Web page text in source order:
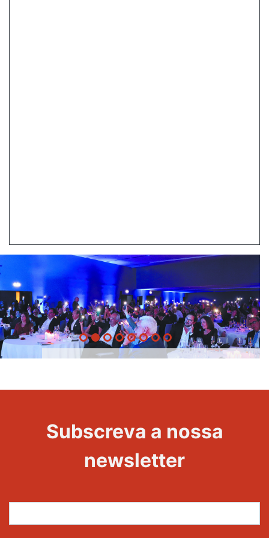
Evento
Maravilhas
Subscreva a nossa
newsletter